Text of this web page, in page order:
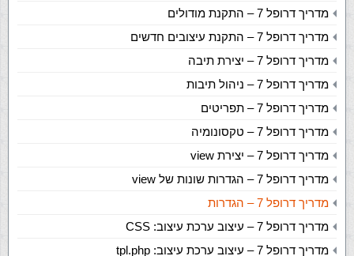
מדריך דרופל 7 – התקנת מודולים
מדריך דרופל 7 – התקנת עיצובים חדשים
מדריך דרופל 7 – יצירת תיבה
מדריך דרופל 7 – ניהול תיבות
מדריך דרופל 7 – תפריטים
מדריך דרופל 7 – טקסונומיה
מדריך דרופל 7 – יצירת view
מדריך דרופל 7 – הגדרות שונות של view
מדריך דרופל 7 – הגדרות
מדריך דרופל 7 – עיצוב ערכת עיצוב: CSS
מדריך דרופל 7 – עיצוב ערכת עיצוב: tpl.php